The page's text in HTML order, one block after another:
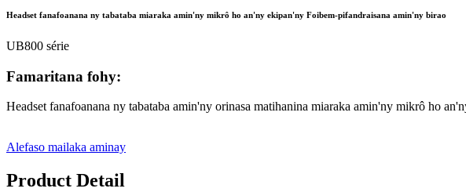
Headset fanafoanana ny tabataba miaraka amin'ny mikrô ho an'ny ekipan'ny Foibem-pifandraisana amin'ny birao
UB800 série
Famaritana fohy:
Headset fanafoanana ny tabataba amin'ny orinasa matihanina miaraka amin'ny mikrô ho
Alefaso mailaka aminay
Product Detail